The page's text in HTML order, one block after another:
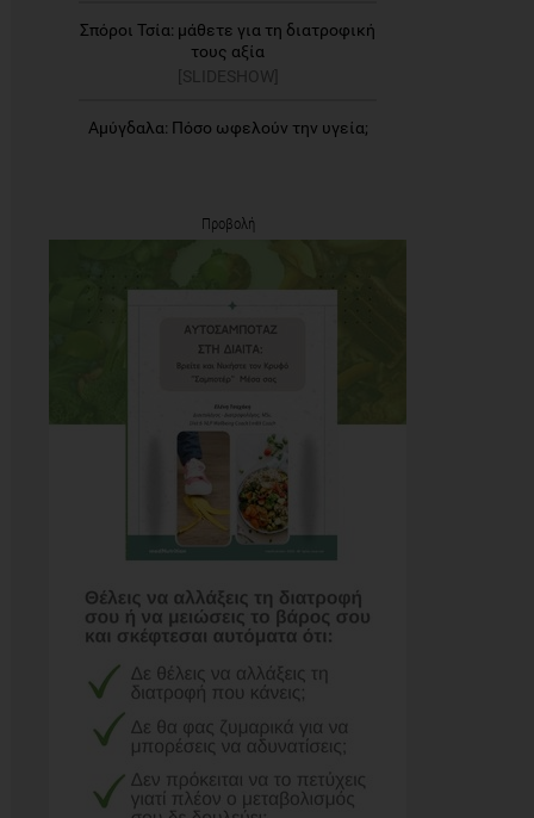
Σπόροι Τσία: μάθετε για τη διατροφική
τους αξία
[SLIDESHOW]
Αμύγδαλα: Πόσο ωφελούν την υγεία;
Προβολή